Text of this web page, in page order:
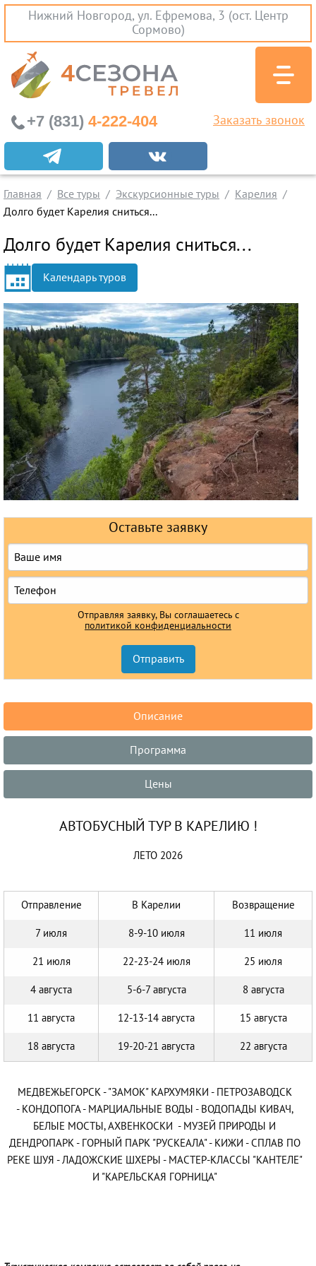
Нижний Новгород, ул. Ефремова, 3 (ост. Центр
Сормово)
Экскурсионные туры
Заграничные экскурсии
Туры на Черное Море
Горящие туры
Раннее бронирование
Железнодорожные туры
Круизы
+7 (831) 4-222-404 Заказать звонок
Главная Все туры Экскурсионные туры
Карелия
Долго будет Карелия сниться...
Долго будет Карелия сниться...
Календарь туров
Оставьте заявку
Отправляя заявку, Вы соглашаетесь с
политикой конфиденциальности
Описание
Программа
Цены
АВТОБУСНЫЙ ТУР В КАРЕЛИЮ !
ЛЕТО 2026
Отправление В Карелии Возвращение
7 июля 8-9-10 июля 11 июля
21 июля 22-23-24 июля 25 июля
4 августа 5-6-7 августа 8 августа
11 августа 12-13-14 августа 15 августа
18 августа 19-20-21 августа 22 августа
МЕДВЕЖЬЕГОРСК - "ЗАМОК" КАРХУМЯКИ - ПЕТРОЗАВОДСК
- КОНДОПОГА - МАРЦИАЛЬНЫЕ ВОДЫ - ВОДОПАДЫ КИВАЧ,
БЕЛЫЕ МОСТЫ, АХВЕНКОСКИ - МУЗЕЙ ПРИРОДЫ И
ДЕНДРОПАРК - ГОРНЫЙ ПАРК "РУСКЕАЛА" - КИЖИ - СПЛАВ ПО
РЕКЕ ШУЯ - ЛАДОЖСКИЕ ШХЕРЫ - МАСТЕР-КЛАССЫ "КАНТЕЛЕ"
И "КАРЕЛЬСКАЯ ГОРНИЦА"